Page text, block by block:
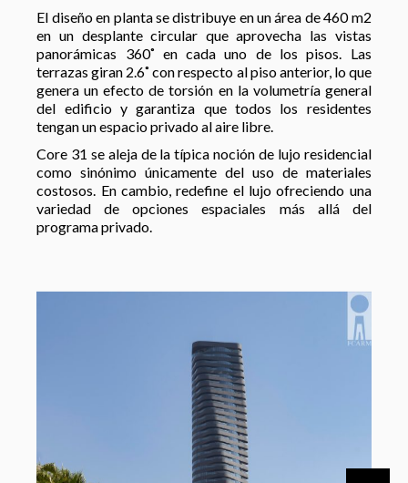
El diseño en planta se distribuye en un área de 460 m2
en un desplante circular que aprovecha las vistas
panorámicas 360˚ en cada uno de los pisos. Las
terrazas giran 2.6˚ con respecto al piso anterior, lo que
genera un efecto de torsión en la volumetría general
del edificio y garantiza que todos los residentes
tengan un espacio privado al aire libre.
Core 31 se aleja de la típica noción de lujo residencial
como sinónimo únicamente del uso de materiales
costosos. En cambio, redefine el lujo ofreciendo una
variedad de opciones espaciales más allá del
programa privado.